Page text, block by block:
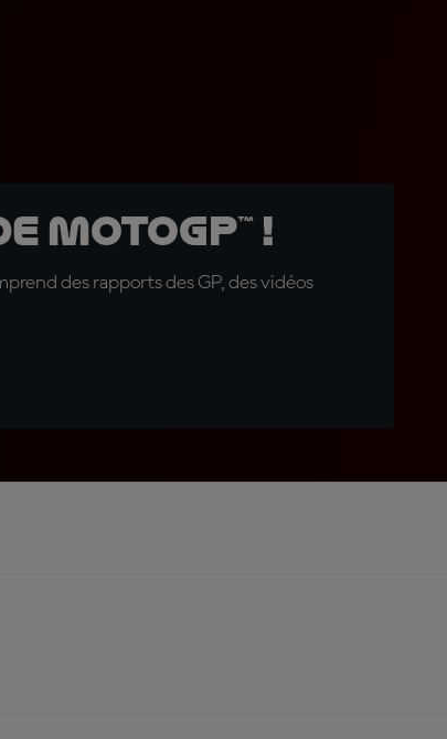
!
des rapports des GP, des vidéos